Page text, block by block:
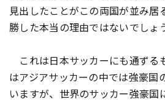
見出したことがこの両国が並み居
勝した本当の理由ではないでしょ
これは日本サッカーにも通ずる
はアジアサッカーの中では強豪国
いますが、世界のサッカー強豪国